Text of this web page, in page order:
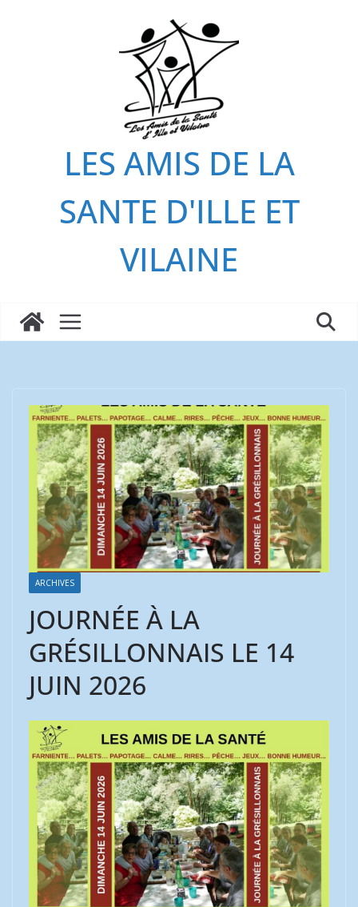
LES AMIS DE LA
SANTE D'ILLE ET
VILAINE
ARCHIVES
JOURNÉE À LA
GRÉSILLONNAIS LE 14
JUIN 2026